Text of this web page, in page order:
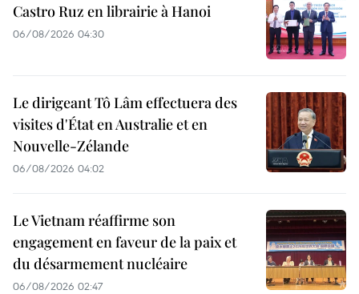
Castro Ruz en librairie à Hanoi
06/08/2026 04:30
Le dirigeant Tô Lâm effectuera des
visites d'État en Australie et en
Nouvelle-Zélande
06/08/2026 04:02
Le Vietnam réaffirme son
engagement en faveur de la paix et
du désarmement nucléaire
06/08/2026 02:47